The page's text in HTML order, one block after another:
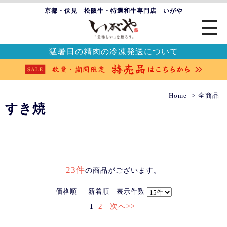
京都・伏見 松阪牛・特選和牛専門店 いがや
猛暑日の精肉の冷凍発送について
Home 全商品
すき焼
23件の商品がございます。
価格順 新着順 表示件数
1 2 次へ>>